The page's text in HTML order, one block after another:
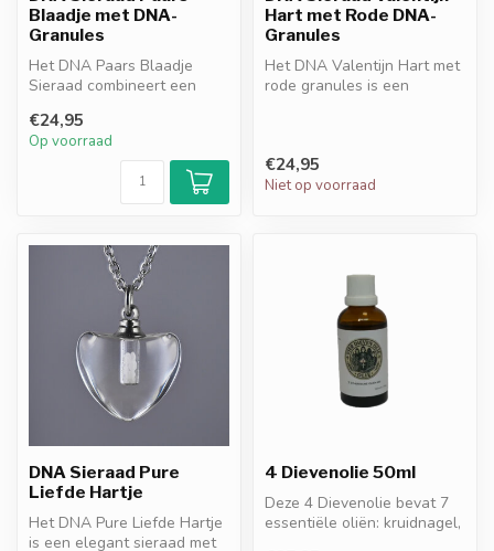
Blaadje met DNA-
Granules
Het DNA Paars Blaadje
Sieraad combineert een
paarse DNA-...
€24,95
Op voorraad
Hart met Rode DNA-
Granules
Het DNA Valentijn Hart met
rode granules is een
€24,95
Niet op voorraad
DNA Sieraad Pure
Liefde Hartje
Het DNA Pure Liefde Hartje
is een elegant sieraad met
4 Dievenolie 50ml
Deze 4 Dievenolie bevat 7
essentiële oliën: kruidnagel,